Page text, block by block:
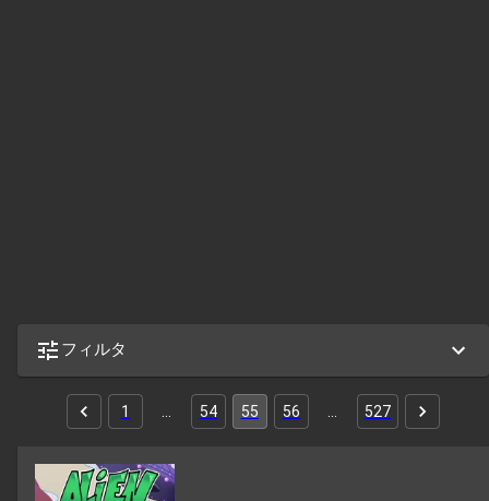
フィルタ
1 54 55 56 527